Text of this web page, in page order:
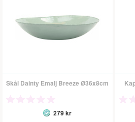
Skål Dainty Emalj Breeze Ø36x8cm
279 kr